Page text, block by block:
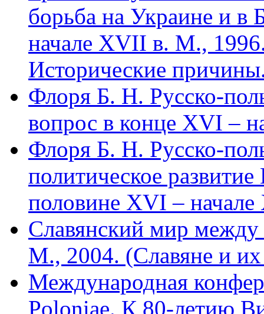
борьба на Украине и в
начале XVII в. М.,
Исторические
Флоря Б. Н. Русско-
вопрос в конце XVI –
Флоря Б. Н. Русско-
политическое
половине XVI –
Славянский мир
М., 2004. (Славяне и
Международная
Poloniae. К 80-летию